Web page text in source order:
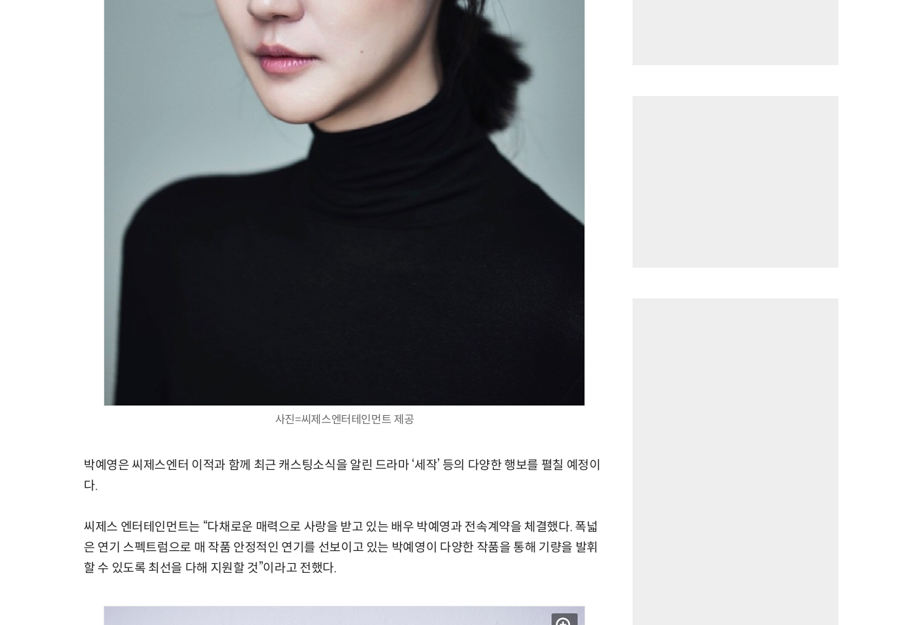
사진=씨제스엔터테인먼트 제공
박예영은 씨제스엔터 이적과 함께 최근 캐스팅소식을 알린 드라마 ‘세작’ 등의 다양한 행보를 펼칠 예정이
다.
씨제스 엔터테인먼트는 “다채로운 매력으로 사랑을 받고 있는 배우 박예영과 전속계약을 체결했다. 폭넓
은 연기 스펙트럼으로 매 작품 안정적인 연기를 선보이고 있는 박예영이 다양한 작품을 통해 기량을 발휘
할 수 있도록 최선을 다해 지원할 것”이라고 전했다.